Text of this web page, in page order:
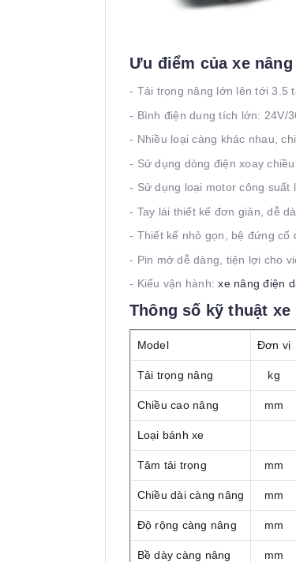
Ưu điểm của xe
- Tải trọng nâng lớn lên tới 3.5
- Bình điện dung tích lớn: 24V/
- Nhiều loại càng khác nhau,
- Sử dụng dòng điện xoay
- Sử dụng loại motor công suất
- Tay lái thiết kế đơn giản, dễ
- Thiết kế nhỏ gọn, bệ đứng cố
- Pin mở dễ dàng, tiện lợi cho
- Kiểu vận hành:xe nâng điện
Thông số kỹ thuật xe
Model Đơn vị
Tải trọng nâng kg
Chiều cao nâng mm
Loại bánh xe
Tâm tải trọng mm
Chiều dài càng nâng mm
Độ rộng càng nâng mm
Bề dày càng nâng mm